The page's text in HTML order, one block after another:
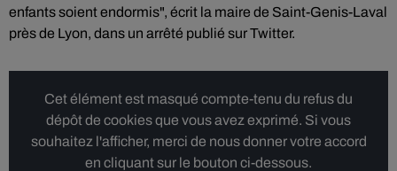
enfants soient endormis", écrit la maire de Saint-Genis-Laval
près de Lyon, dans un arrêté publié sur Twitter.
Cet élément est masqué compte-tenu du refus du
dépôt de cookies que vous avez exprimé. Si vous
souhaitez l'afficher, merci de nous donner votre accord
en cliquant sur le bouton ci-dessous.